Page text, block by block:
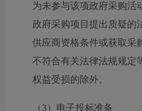
为未参与该项政府采购活
政府采购项目提出质疑的
供应商资格条件或获取采
不符合有关法律法规规定
权益受损的除外。
（3）电子投标准备